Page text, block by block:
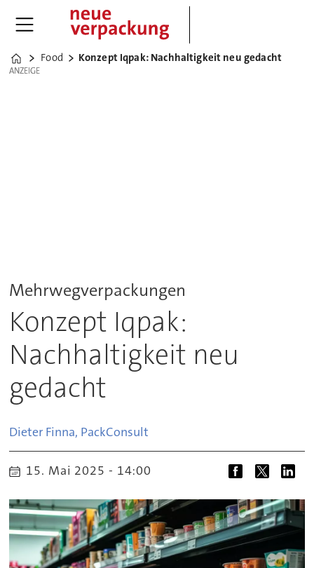
Home
Food Konzept Iqpak: Nachhaltigkeit neu gedacht
ANZEIGE
ANZEIGE
Mehrwegverpackungen
Konzept Iqpak:
Nachhaltigkeit neu
gedacht
Dieter Finna, PackConsult
15. Mai 2025 - 14:00